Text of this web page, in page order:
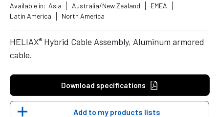
Available in: Asia Australia/New Zealand
EMEA
Latin America
North America
HELIAX® Hybrid Cable Assembly, Aluminum armored
cable.
Download specifications
Add to my products lists